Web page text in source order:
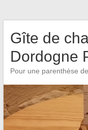
Gîte de
Dordogne
Pour une parenthèse